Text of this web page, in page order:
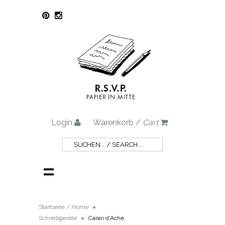
Login Warenkorb / Cart
Startseite / Home
»
Schreibgeräte
» Caran d'Ache